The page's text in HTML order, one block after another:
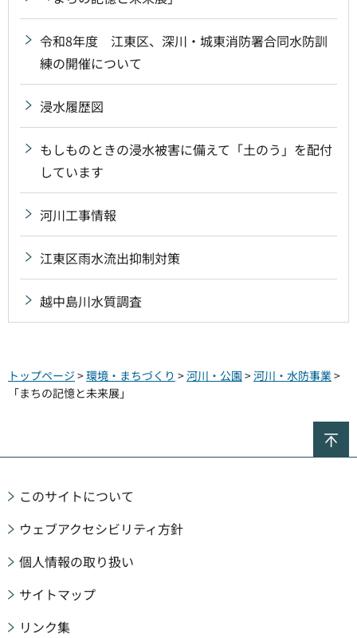
令和8年度 江東区、深川・城東消防署合同水防訓
練の開催について
浸水履歴図
もしものときの浸水被害に備えて「土のう」を配付
しています
河川工事情報
江東区雨水流出抑制対策
越中島川水質調査
トップページ >環境・まちづくり >河川・公園 >河川・水防事業>
「まちの記憶と未来展」
このサイトについて
ウェブアクセシビリティ方針
個人情報の取り扱い
サイトマップ
リンク集